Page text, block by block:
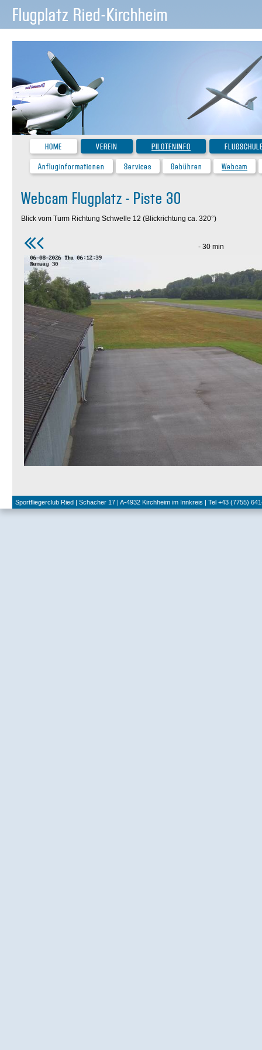
Flugplatz Ried-Kirchheim
HOME VEREIN PILOTENINFO
Anfluginformationen
Services Gebühren Webcam
Webcam Flugplatz - Piste 30
Blick vom Turm Richtung Schwelle 12 (Blickrichtung ca. 320°)
- 30 min
Sportfliegerclub Ried | Schacher 17 | A-4932 Kirchheim im Innkreis | Tel +43 (7755)